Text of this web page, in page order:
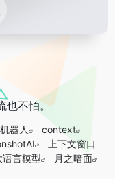
也不怕。
器人
context
上下文窗口
语言模型
月之暗面